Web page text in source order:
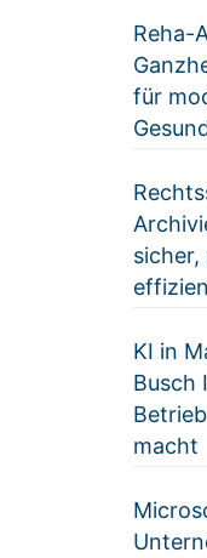
Reha-
für
KI in
Busch
macht